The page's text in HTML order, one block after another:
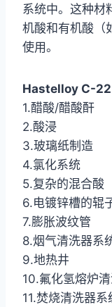
系统中。这种材
机酸和有机酸（
使用。
Hastelloy C-22
1.醋酸/醋酸酐
2.酸浸
3.玻璃纸制造
4.氯化系统
5.复杂的混合酸
6.电镀锌槽的辊
7.膨胀波纹管
8.烟气清洗器系
9.地热井
10.氟化氢熔炉
11.焚烧清洗器系